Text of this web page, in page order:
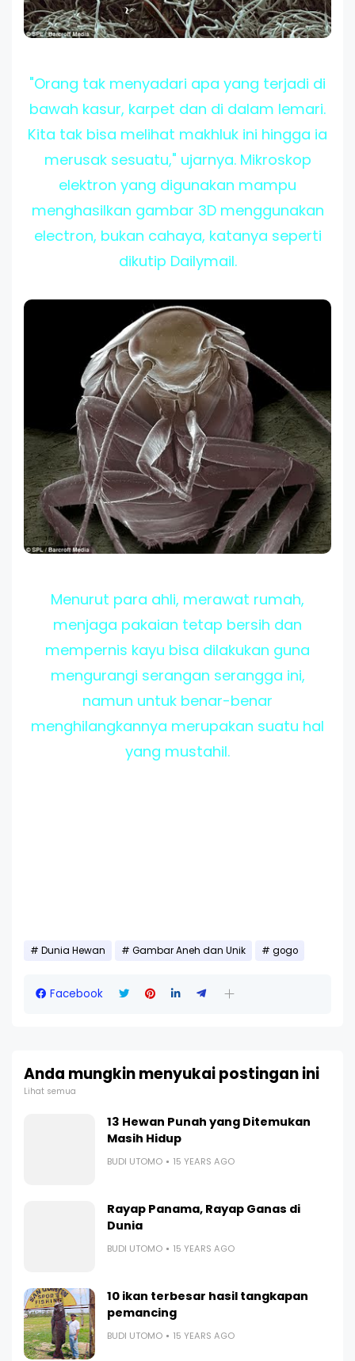
"Orang tak menyadari apa yang terjadi di
bawah kasur, karpet dan di dalam lemari.
Kita tak bisa melihat makhluk ini hingga ia
merusak sesuatu," ujarnya. Mikroskop
elektron yang digunakan mampu
menghasilkan gambar 3D menggunakan
electron, bukan cahaya, katanya seperti
dikutip Dailymail.
Menurut para ahli, merawat rumah,
menjaga pakaian tetap bersih dan
mempernis kayu bisa dilakukan guna
mengurangi serangan serangga ini,
namun untuk benar-benar
menghilangkannya merupakan suatu hal
yang mustahil.
Dunia Hewan Gambar Aneh dan Unik gogo
Facebook
Anda mungkin menyukai postingan ini
Lihat semua
13 Hewan Punah yang Ditemukan
Masih Hidup
BUDI UTOMO 15 YEARS AGO
Rayap Panama, Rayap Ganas di
Dunia
BUDI UTOMO 15 YEARS AGO
10 ikan terbesar hasil tangkapan
pemancing
BUDI UTOMO 15 YEARS AGO